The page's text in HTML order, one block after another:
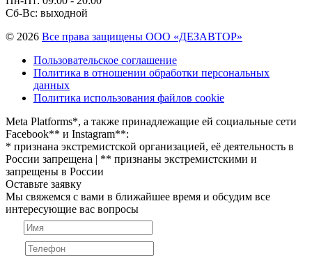
Сб-Вс: выходной
© 2026 Все права защищены ООО «ДЕЗАВТОР»
Пользовательское соглашение
Политика в отношении обработки персональных
данных
Политика использования файлов cookie
Meta Platforms*, а также принадлежащие ей социальные сети
Facebook** и Instagram**:
* признана экстремистской организацией, её деятельность в
России запрещена | ** признаны экстремистскими и
запрещены в России
Оставьте заявку
Мы свяжемся с вами в ближайшее время и обсудим все
интересующие вас вопросы